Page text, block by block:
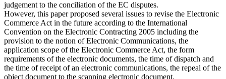
judgement to the conciliation of the EC disputes.
However, this paper proposed several issues to revise the Electronic
Commerce Act in the future according to the International
Convention on the Electronic Contracting 2005 including the
provision to the notion of Electronic Communications, the
application scope of the Electronic Commerce Act, the form
requirements of the electronic documents, the time of dispatch and
the time of receipt of an electronic communications, the repeal of the
object document to the scanning electronic document.